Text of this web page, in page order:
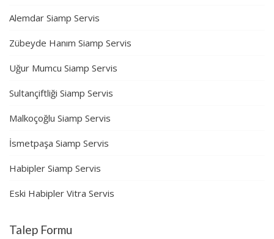
Alemdar Siamp Servis
Zübeyde Hanım Siamp Servis
Uğur Mumcu Siamp Servis
Sultançiftliği Siamp Servis
Malkoçoğlu Siamp Servis
İsmetpaşa Siamp Servis
Habipler Siamp Servis
Eski Habipler Vitra Servis
Talep Formu